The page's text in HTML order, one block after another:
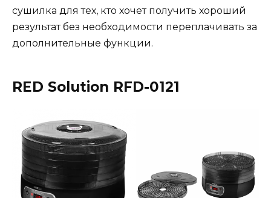
сушилка для тех, кто хочет получить хороший
результат без необходимости переплачивать за
дополнительные функции.
RED Solution RFD-0121